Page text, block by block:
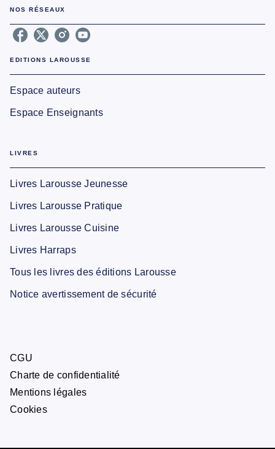
NOS RÉSEAUX
EDITIONS LAROUSSE
Espace auteurs
Espace Enseignants
LIVRES
Livres Larousse Jeunesse
Livres Larousse Pratique
Livres Larousse Cuisine
Livres Harraps
Tous les livres des éditions Larousse
Notice avertissement de sécurité
CGU
Charte de confidentialité
Mentions légales
Cookies